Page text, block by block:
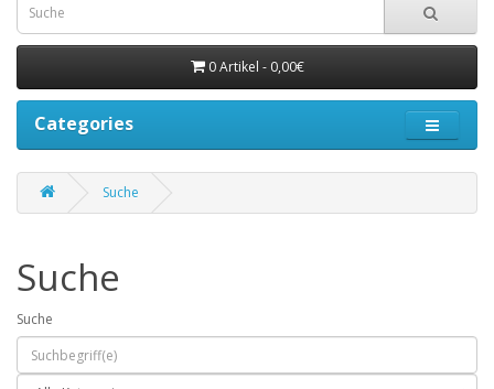
0 Artikel - 0,00€
Categories
Suche
Suche
Suche